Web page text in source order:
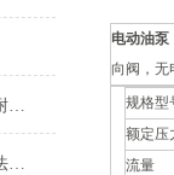
直流高压试验变压器在做工频耐压试验时一定要注意的事情
微机机电保护测试仪的校准方法与精度分析
电动油泵
向阀，无
规格型
额定压
流量